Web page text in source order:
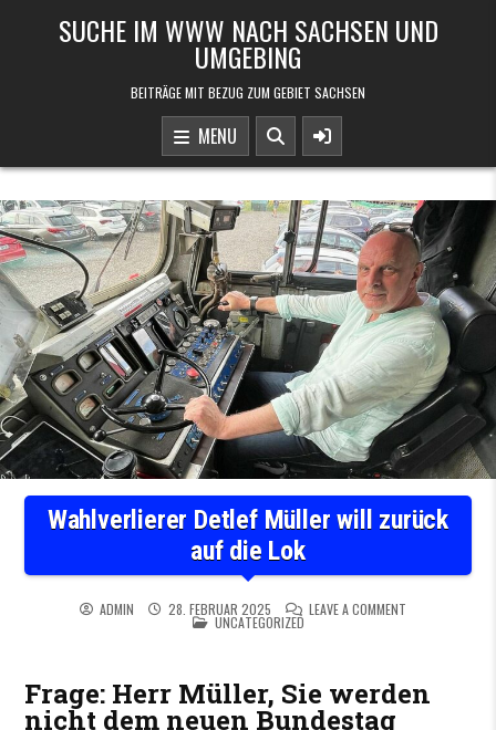
SUCHE IM WWW NACH SACHSEN UND
UMGEBING
BEITRÄGE MIT BEZUG ZUM GEBIET SACHSEN
MENU
Wahlverlierer Detlef Müller will zurück
auf die Lok
ADMIN 28. FEBRUAR 2025 LEAVE A COMMENTON
POSTED IN
UNCATEGORIZED
Frage: Herr Müller, Sie werden
nicht dem neuen Bundestag